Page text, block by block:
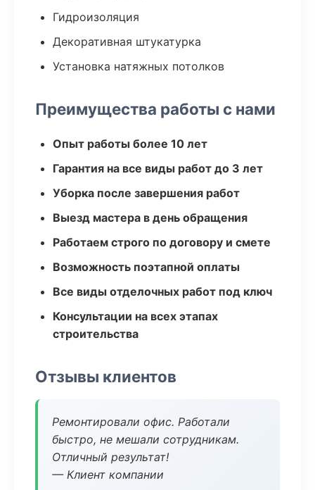
Гидроизоляция
Декоративная штукатурка
Установка натяжных потолков
Преимущества работы с нами
Опыт работы более 10 лет
Гарантия на все виды работ до 3 лет
Уборка после завершения работ
Выезд мастера в день обращения
Работаем строго по договору и смете
Возможность поэтапной оплаты
Все виды отделочных работ под ключ
Консультации на всех этапах
строительства
Отзывы клиентов
Ремонтировали офис. Работали
быстро, не мешали сотрудникам.
Отличный результат!
— Клиент компании